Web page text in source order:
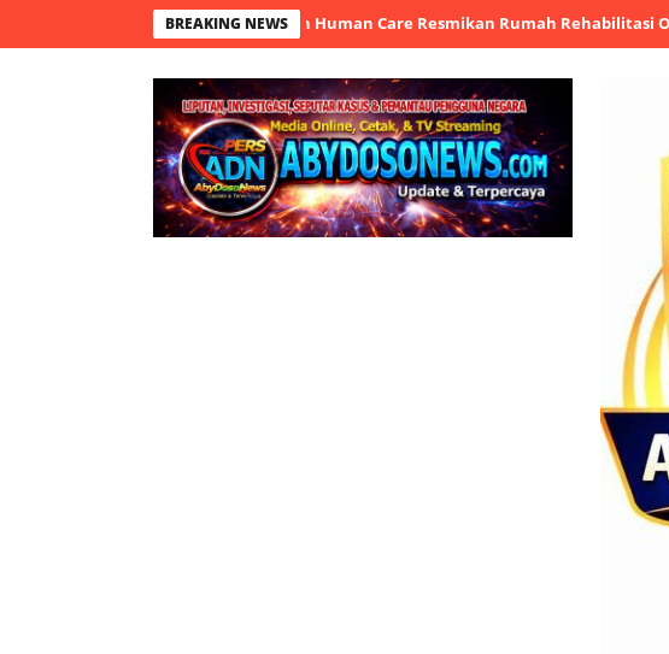
BREAKING NEWS
Harapan: Yunaniah Human Care Resmikan Rumah Rehabilitasi ODGJ di Lebak